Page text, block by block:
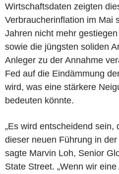
Wirtschaftsdaten zeigten
Verbraucherinflation im Mai
Jahren nicht mehr
sowie die jüngsten soliden
Anleger zu der Annahme
Fed auf die Eindämmung
wird, was eine stärkere
bedeuten könnte.
„Es wird entscheidend sein,
dieser neuen Führung in der
sagte Marvin Loh, Senior
State Street. „Wenn wir eine